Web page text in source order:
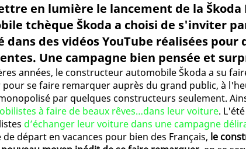
en lumière le lancement de la
tchèque Škoda a choisi de s'inviter
dans des vidéos YouTube réalisées pour
Une campagne bien pensée et
années, le constructeur automobile Škoda a su
se faire remarquer auprès du grand public, à
par quelques constructeurs seulement.
à faire de beaux rêves…dans leur voiture.
d’échanger leur voiture dans une campagne
départ en vacances pour bien des Français, le